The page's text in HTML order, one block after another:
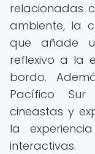
relacionadas
ambiente, la
que añade
reflexivo a la
bordo.
Pacífico
cineastas y
la
interactivas.